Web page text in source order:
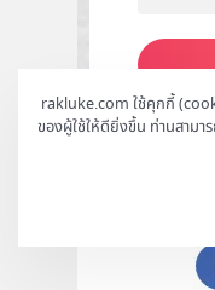
rakluke.com ใช้คุกกี้
ของผู้ใช้ให้ดียิ่งขึ้น ท่านสามา